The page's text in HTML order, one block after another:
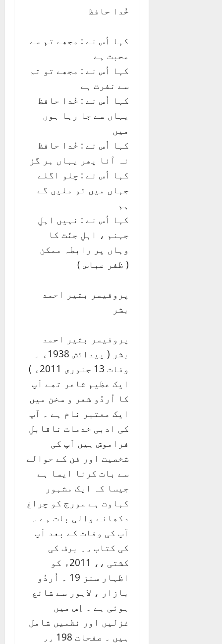
خُدا حافظ
کہا اُس نے : مجھے تم سے
محبت ہے
کہا اُس نے : مجھے تو تم
سے نفرت ہے
کہا اُس نے : خُدا حافظ
یہاں سے جا رہا ہوں
میں
کہا اُس نے : خُدا حافظ
نہ آنا پھر یہاں ہر گز
کہا اُس نے : چلو اگلے
جہاں میں تو ملیں گے
ہم
کہا اُس نے : نہیں اہلِ
جہنم ، اہلِ جنّت کا
وہاں پر رابطہ ممکن
( ظفر عباس )
پروفیسر بشیر احمد
بشر
پروفیسر بشیر احمد
بشر ( پیدائش 1938ء ۔
وفات 13 جنوری 2011ء )
ایک عظیم شاعر تھے آپ
کا اُردُو شعر و سخن میں
ایک معتبر نام ہے ۔ آپ
کی ادبی خدمات ناقابلِ
فراموش ہیں آپ کی
شخصیت اور فن کے حوالے
سے بات کرنا ایسا ہے
جیسا کہ ایک مشہور
کہاوت ہے سورج کو چراغ
دکھانے والی بات ہے ۔
آپ کی وفات کے بعد آپ
کی کتاب ٫٫ برف کی
کشتی ،، 2011ء کو
اظہار سنز 19 ۔ اُردُو
بازار ، لاہور سے شائع
ہوئی ہے ۔ اِس میں
غزلیں اور نظمیں شامل
ہیں ۔ صفحات 198 ٫٫